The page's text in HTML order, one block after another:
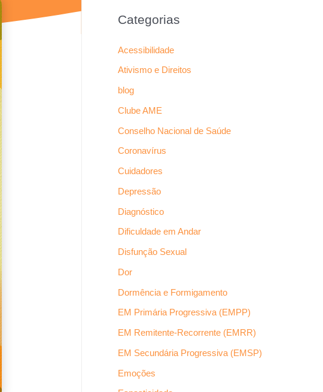
Categorias
Acessibilidade
Ativismo e Direitos
blog
Clube AME
Conselho Nacional de Saúde
Coronavírus
Cuidadores
Depressão
Diagnóstico
Dificuldade em Andar
Disfunção Sexual
Dor
Dormência e Formigamento
EM Primária Progressiva (EMPP)
EM Remitente-Recorrente (EMRR)
EM Secundária Progressiva (EMSP)
Emoções